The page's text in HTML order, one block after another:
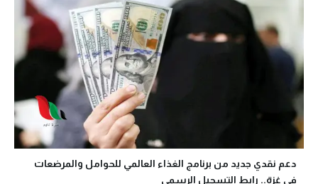
دعم نقدي جديد من برنامج الغذاء العالمي للحوامل والمرضعات
في غزة.. رابط التسجيل الرسمي